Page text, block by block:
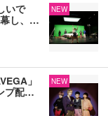
いで
幕し、…
NEW
」
プ配…
NEW